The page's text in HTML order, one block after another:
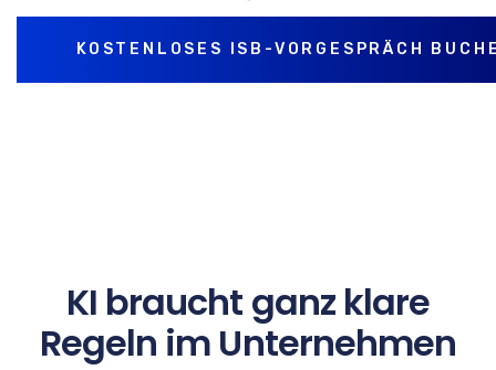
KOSTENLOSES ISB-VORGESPRÄCH
KI braucht ganz klare
Regeln im Unternehmen